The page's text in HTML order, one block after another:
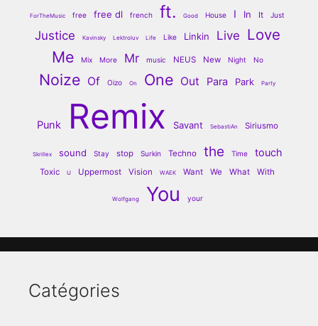
ForTheMusic free free dl french ft. Good House I In It Just
Justice Kavinsky Lektroluv Life Like Linkin Live Love
Me Mix More Mr music NEUS New Night No
Noize Of Oizo On One Out Para Park Party
Punk Remix Savant SebastiAn Siriusmo
Skrillex sound Stay stop Surkin Techno the Time touch
Toxic U Uppermost Vision WAEK Want We What With
Wolfgang You your
Catégories